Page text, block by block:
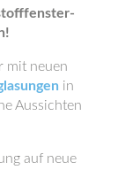
mit neuen
in
Aussichten
auf neue